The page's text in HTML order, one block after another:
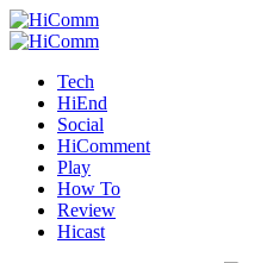
Tech
HiEnd
Social
HiComment
Play
How To
Review
Hicast